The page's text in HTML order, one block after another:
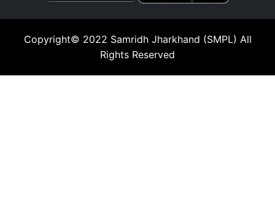
Copyright© 2022 Samridh Jharkhand (SMPL) All
Rights Reserved